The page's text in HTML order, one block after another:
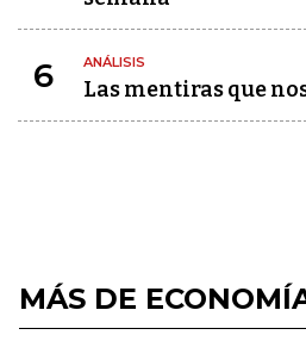
6 ANÁLISIS
Las mentiras que
MÁS DE